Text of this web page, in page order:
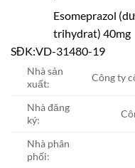
Esomeprazol
trihydrat) 40mg
SĐK:VD-31480-19
Nhà sản
xuất:
Công ty
Nhà đăng
ký:
Nhà phân
phối: